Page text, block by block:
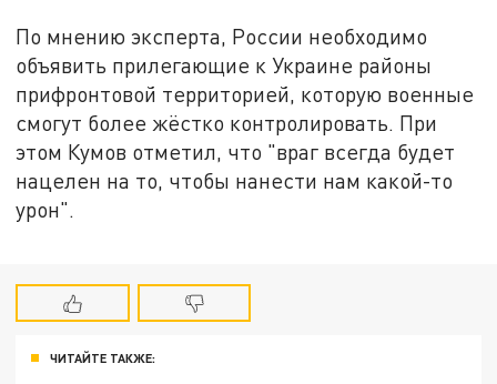
По мнению эксперта, России необходимо
объявить прилегающие к Украине районы
прифронтовой территорией, которую военные
смогут более жёстко контролировать. При
этом Кумов отметил, что "враг всегда будет
нацелен на то, чтобы нанести нам какой-то
урон".
ЧИТАЙТЕ ТАКЖЕ: